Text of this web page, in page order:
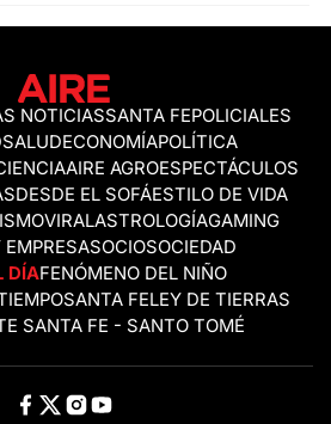
NOTICIASSANTA FEPOLICIALES
SALUDECONOMÍAPOLÍTICA
AIRE AGROESPECTÁCULOS
DESDE EL SOFÁESTILO DE VIDA
VIRALASTROLOGÍAGAMING
OCIOSOCIEDAD
DÍAFENÓMENO DEL NIÑO
SANTA FELEY DE TIERRAS
SANTA FE - SANTO TOMÉ